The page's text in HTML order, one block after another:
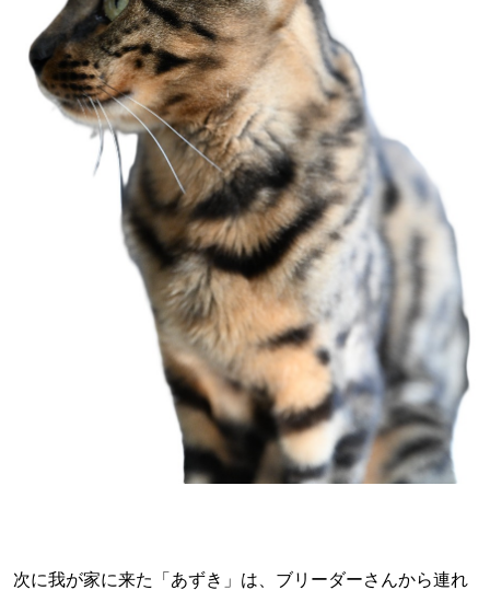
次に我が家に来た「あずき」は、ブリーダーさんから連れ